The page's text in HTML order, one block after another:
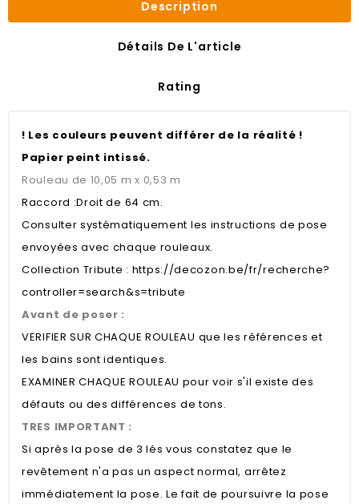
Description
Détails De L'article
Rating
! Les couleurs peuvent différer de la réalité !
Papier peint intissé.
Rouleau de 10,05 m x 0,53 m
Raccord :Droit de 64 cm.
Consulter systématiquement les instructions de pose
envoyées avec chaque rouleaux.
Collection Tribute : https://decozon.be/fr/recherche?
controller=search&s=tribute
Avant de poser :
VERIFIER SUR CHAQUE ROULEAU que les références et
les bains sont identiques.
EXAMINER CHAQUE ROULEAU pour voir s'il existe des
défauts ou des différences de tons.
TRES IMPORTANT :
Si après la pose de 3 lés vous constatez que le
revêtement n'a pas un aspect normal, arrêtez
immédiatement la pose. Le fait de poursuivre la pose